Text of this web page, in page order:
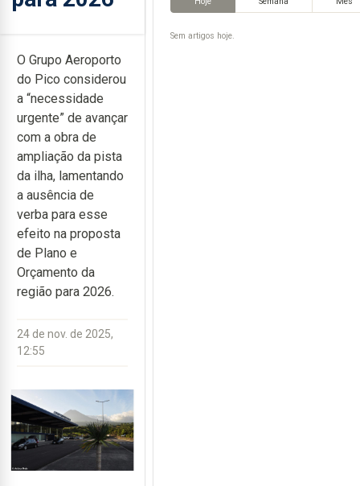
O Grupo Aeroporto
do Pico considerou
a “necessidade
urgente” de avançar
com a obra de
ampliação da pista
da ilha, lamentando
a ausência de
verba para esse
efeito na proposta
de Plano e
Orçamento da
região para 2026.
24 de nov. de 2025,
12:55
Sem artigos hoje.